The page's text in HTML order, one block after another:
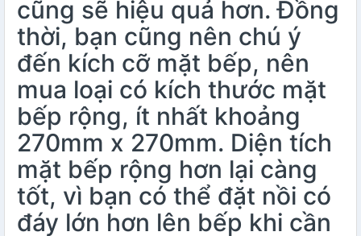
cũng sẽ hiệu quả hơn. Đồng
thời, bạn cũng nên chú ý
đến kích cỡ mặt bếp, nên
mua loại có kích thước mặt
bếp rộng, ít nhất khoảng
270mm x 270mm. Diện tích
mặt bếp rộng hơn lại càng
tốt, vì bạn có thể đặt nồi có
đáy lớn hơn lên bếp khi cần